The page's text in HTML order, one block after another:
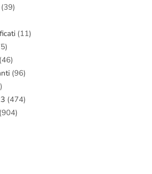
(39)
(11)
(46)
(96)
(474)
(904)